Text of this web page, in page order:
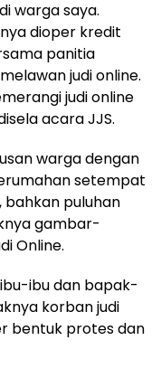
warga saya.
dioper kredit
panitia
judi online.
judi online
acara JJS.
warga dengan
setempat
bahkan puluhan
gambar-
Online.
ibu dan bapak-
korban judi
bentuk protes dan